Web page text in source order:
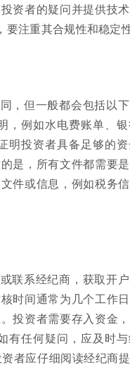
资者的疑问并提供技
注重其合规性和稳定性
，但一般都会包括以
，例如水电费账单、
明投资者具备足够的
是，所有文件都需要
件或信息，例如税务
联系经纪商，获取开户
时间通常为几个工作
投资者需要存入资金
有任何疑问，应及时
者应仔细阅读经纪商